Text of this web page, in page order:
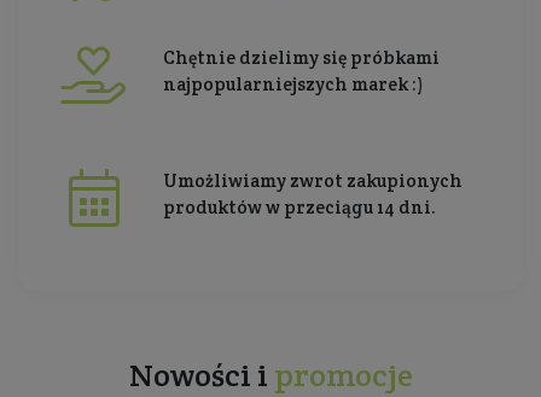
Chętnie dzielimy się próbkami
najpopularniejszych marek :)
Umożliwiamy zwrot zakupionych
produktów w przeciągu 14 dni.
Nowości i promocje